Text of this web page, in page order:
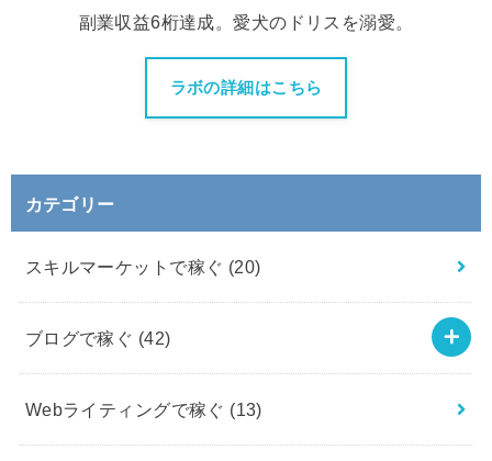
副業収益6桁達成。愛犬のドリスを溺愛。
ラボの詳細はこちら
カテゴリー
スキルマーケットで稼ぐ (20)
ブログで稼ぐ (42)
Webライティングで稼ぐ (13)